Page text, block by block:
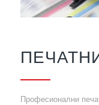
Професионални